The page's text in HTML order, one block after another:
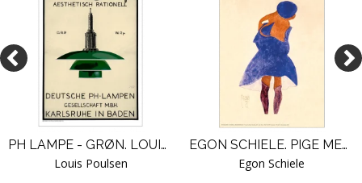
PH LAMPE - GRØN. LOUIS POULSEN
Louis Poulsen
EGON SCHIELE. PIGE MED BLÅ HAT
Egon Schiele